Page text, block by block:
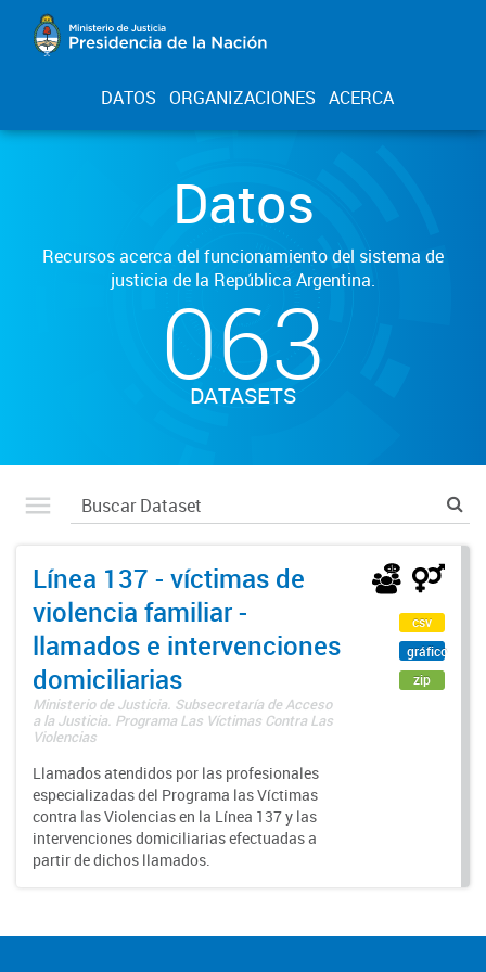
DATOS ORGANIZACIONES ACERCA
Datos
Recursos acerca del funcionamiento del sistema de
justicia de la República Argentina.
063
DATASETS
Línea 137 - víctimas de
violencia familiar -
llamados e intervenciones
domiciliarias
Ministerio de Justicia. Subsecretaría de Acceso
a la Justicia. Programa Las Víctimas Contra Las
Violencias
Llamados atendidos por las profesionales
especializadas del Programa las Víctimas
contra las Violencias en la Línea 137 y las
intervenciones domiciliarias efectuadas a
partir de dichos llamados.
csv
gráfico
zip